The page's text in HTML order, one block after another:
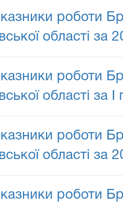
роботи
області за
роботи
області за
роботи
області за
роботи